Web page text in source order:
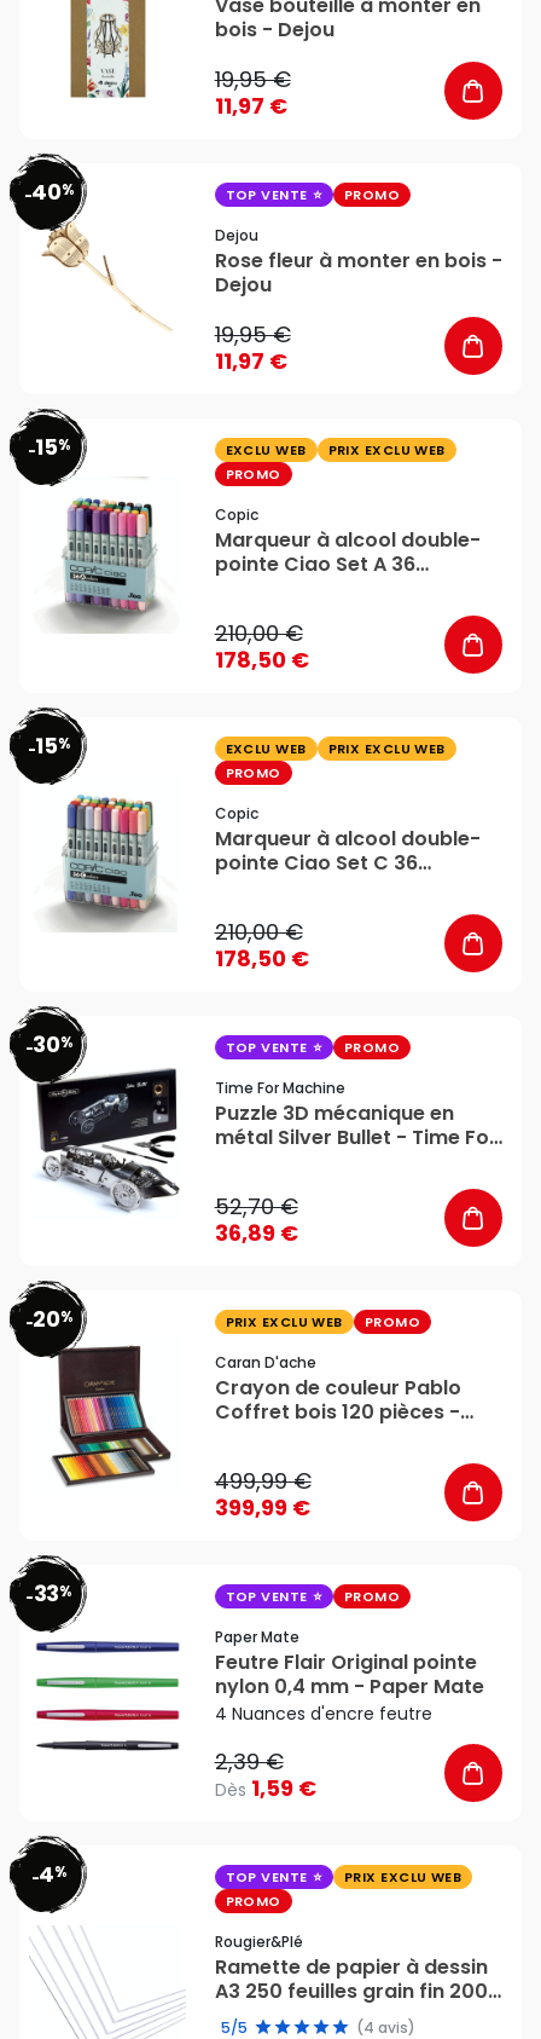
bois - Dejou
19,95 €
11,97 €
-40% TOP VENTE PROMO
Dejou
Rose fleur à monter en bois -
Dejou
19,95 €
11,97 €
-15% EXCLU WEB
PRIX EXCLU WEB
PROMO
Copic
Marqueur à alcool double-
pointe Ciao Set A 36
210,00 €
178,50 €
-15% EXCLU WEB
PRIX EXCLU WEB
PROMO
Copic
Marqueur à alcool double-
pointe Ciao Set C 36
210,00 €
178,50 €
-30% TOP VENTE PROMO
Time For Machine
Puzzle 3D mécanique en
métal Silver Bullet - Time For
52,70 €
36,89 €
-20% PRIX EXCLU WEB PROMO
Caran D'ache
Crayon de couleur Pablo
Coffret bois 120 pièces -
499,99 €
399,99 €
-33% TOP VENTE PROMO
Paper Mate
Feutre Flair Original pointe
nylon 0,4 mm - Paper Mate
4 Nuances d'encre feutre
2,39 €
Dès 1,59 €
-4% TOP VENTE
PRIX EXCLU WEB
PROMO
Rougier&plé
Ramette de papier à dessin
A3 250 feuilles grain fin 200
g/m² - Rougier&Plé
5/5 (4 avis)